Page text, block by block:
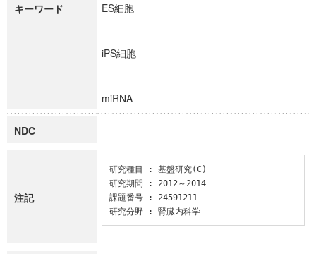
キーワード ES細胞
iPS細胞
miRNA
NDC
注記
研究種目 : 基盤研究(C)
研究期間 : 2012～2014
課題番号 : 24591211
研究分野 : 腎臓内科学